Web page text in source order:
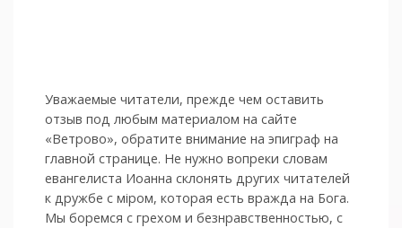
Уважаемые читатели, прежде чем оставить
отзыв под любым материалом на сайте
«Ветрово», обратите внимание на эпиграф на
главной странице. Не нужно вопреки словам
евангелиста Иоанна склонять других читателей
к дружбе с мiром, которая есть вражда на Бога.
Мы боремся с грехом и без­нрав­ствен­ностью, с